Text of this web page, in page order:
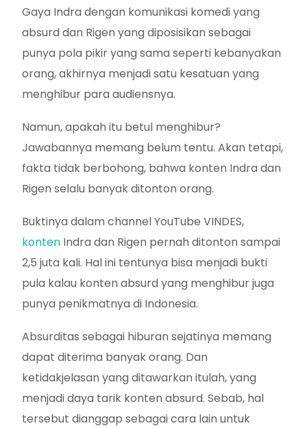
Gaya Indra dengan komunikasi komedi yang
absurd dan Rigen yang diposisikan sebagai
punya pola pikir yang sama seperti kebanyakan
orang, akhirnya menjadi satu kesatuan yang
menghibur para audiensnya.
Namun, apakah itu betul menghibur?
Jawabannya memang belum tentu. Akan tetapi,
fakta tidak berbohong, bahwa konten Indra dan
Rigen selalu banyak ditonton orang.
Buktinya dalam channel YouTube VINDES,
konten Indra dan Rigen pernah ditonton sampai
2,5 juta kali. Hal ini tentunya bisa menjadi bukti
pula kalau konten absurd yang menghibur juga
punya penikmatnya di Indonesia.
Absurditas sebagai hiburan sejatinya memang
dapat diterima banyak orang. Dan
ketidakjelasan yang ditawarkan itulah, yang
menjadi daya tarik konten absurd. Sebab, hal
tersebut dianggap sebagai cara lain untuk